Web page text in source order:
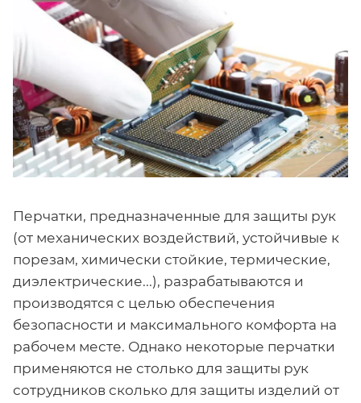
Перчатки, предназначенные для защиты рук
(от механических воздействий, устойчивые к
порезам, химически стойкие, термические,
диэлектрические...), разрабатываются и
производятся с целью обеспечения
безопасности и максимального комфорта на
рабочем месте. Однако некоторые перчатки
применяются не столько для защиты рук
сотрудников сколько для защиты изделий от